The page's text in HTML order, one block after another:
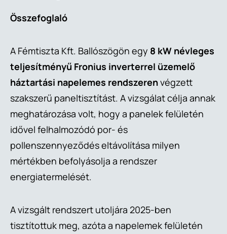
Összefoglaló
A Fémtiszta Kft. Ballószögön egy 8 kW névleges
teljesítményű Fronius inverterrel üzemelő
háztartási napelemes rendszerenvégzett
szakszerű paneltisztítást. A vizsgálat célja annak
meghatározása volt, hogy a panelek felületén
idővel felhalmozódó por- és
pollenszennyeződés eltávolítása milyen
mértékben befolyásolja a rendszer
energiatermelését.
A vizsgált rendszert utoljára 2025-ben
tisztítottuk meg, azóta a napelemek felületén